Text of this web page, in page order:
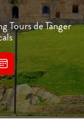
Tours de Tànger